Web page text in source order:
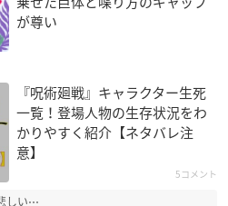
が尊い
『呪術廻戦』キャラクター生死
一覧！登場人物の生存状況をわ
かりやすく紹介【ネタバレ注
意】
5コメント
しい⋯